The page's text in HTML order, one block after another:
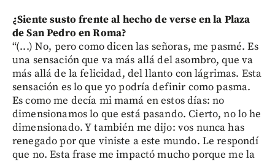
¿Siente susto frente al hecho de verse en la Plaza
de San Pedro en Roma?
“(...) No, pero como dicen las señoras, me pasmé. Es
una sensación que va más allá del asombro, que va
más allá de la felicidad, del llanto con lágrimas. Esta
sensación es lo que yo podría definir como pasma.
Es como me decía mi mamá en estos días: no
dimensionamos lo que está pasando. Cierto, no lo he
dimensionado. Y también me dijo: vos nunca has
renegado por que viniste a este mundo. Le respondí
que no. Esta frase me impactó mucho porque me la